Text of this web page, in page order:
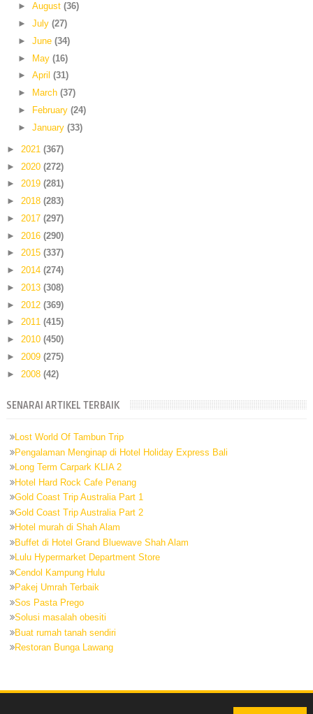
► August (36)
► July (27)
► June (34)
► May (16)
► April (31)
►
March (37)
►
February (24)
► January (33)
► 2021 (367)
► 2020 (272)
► 2019 (281)
► 2018 (283)
► 2017 (297)
► 2016 (290)
► 2015 (337)
► 2014 (274)
► 2013 (308)
► 2012 (369)
► 2011 (415)
► 2010 (450)
► 2009 (275)
► 2008 (42)
SENARAI ARTIKEL TERBAIK
Lost World Of Tambun Trip
Pengalaman Menginap di Hotel Holiday Express Bali
Long Term Carpark KLIA 2
Hotel Hard Rock Cafe Penang
Gold Coast Trip Australia Part 1
Gold Coast Trip Australia Part 2
Hotel murah di Shah Alam
Buffet di Hotel Grand Bluewave Shah Alam
Lulu Hypermarket Department Store
Cendol Kampung Hulu
Pakej Umrah Terbaik
Sos Pasta Prego
Solusi masalah obesiti
Buat rumah tanah sendiri
Restoran Bunga Lawang